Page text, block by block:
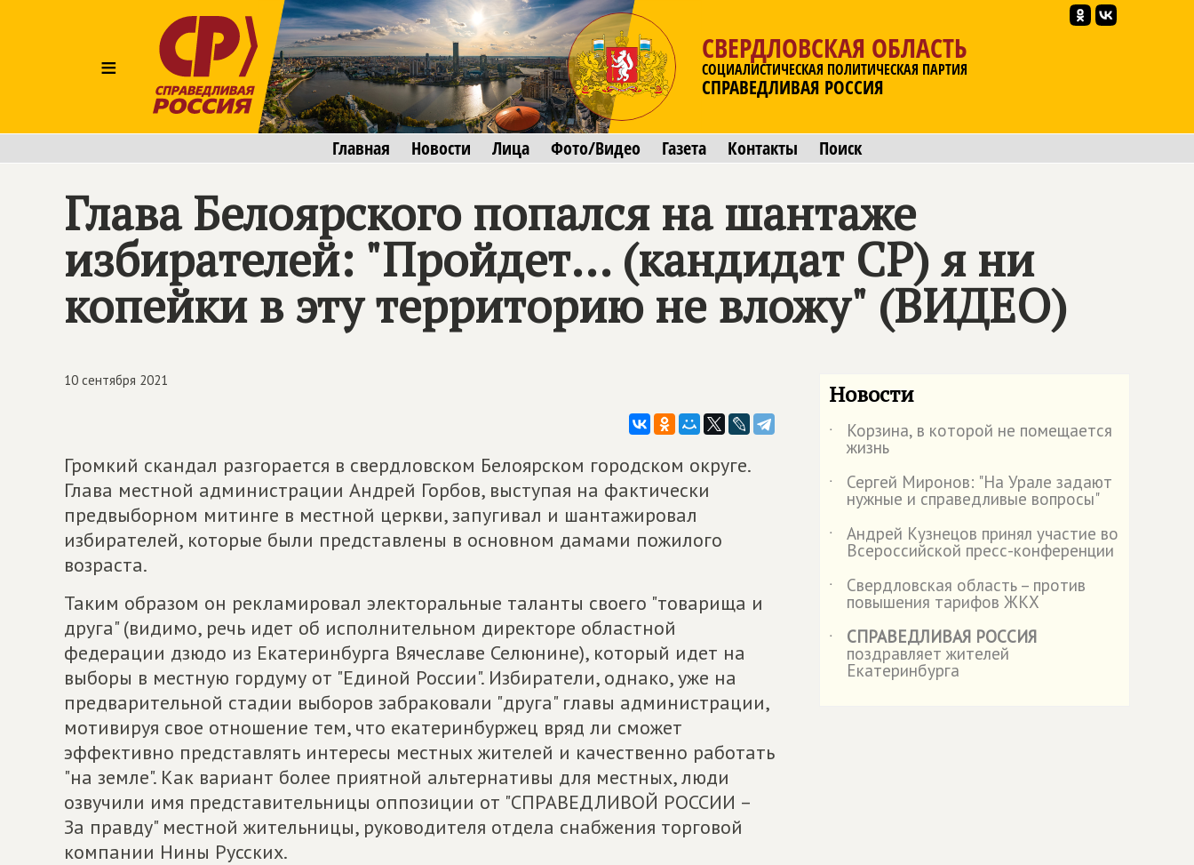
≡
СВЕРДЛОВСКАЯ ОБЛАСТЬ
СОЦИАЛИСТИЧЕСКАЯ ПОЛИТИЧЕСКАЯ ПАРТИЯ
СПРАВЕДЛИВАЯ РОССИЯ
Главная Новости Лица Фото/Видео Газета Контакты Поиск
Глава Белоярского попался на шантаже
избирателей: "Пройдет... (кандидат СР) я ни
копейки в эту территорию не вложу" (ВИДЕО)
10 сентября 2021
Громкий скандал разгорается в свердловском Белоярском городском округе.
Глава местной администрации Андрей Горбов, выступая на фактически
предвыборном митинге в местной церкви, запугивал и шантажировал
избирателей, которые были представлены в основном дамами пожилого
возраста.
Таким образом он рекламировал электоральные таланты своего "товарища и
друга" (видимо, речь идет об исполнительном директоре областной
федерации дзюдо из Екатеринбурга Вячеславе Селюнине), который идет на
выборы в местную гордуму от "Единой России". Избиратели, однако, уже на
предварительной стадии выборов забраковали "друга" главы администрации,
мотивируя свое отношение тем, что екатеринбуржец вряд ли сможет
эффективно представлять интересы местных жителей и качественно работать
"на земле". Как вариант более приятной альтернативы для местных, люди
озвучили имя представительницы оппозиции от "СПРАВЕДЛИВОЙ РОССИИ –
За правду" местной жительницы, руководителя отдела снабжения торговой
компании Нины Русских.
Новости
˙ Корзина, в которой не помещается
жизнь
˙
Сергей Миронов: "На Урале задают
нужные и справедливые вопросы"
˙
Андрей Кузнецов принял участие во
Всероссийской пресс-конференции
˙
Свердловская область – против
повышения тарифов ЖКХ
˙
СПРАВЕДЛИВАЯ РОССИЯ
поздравляет жителей
Екатеринбурга